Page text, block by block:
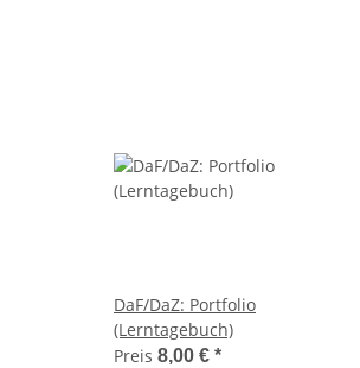
DaF/DaZ: Portfolio
(Lerntagebuch)
Preis 8,00 € *